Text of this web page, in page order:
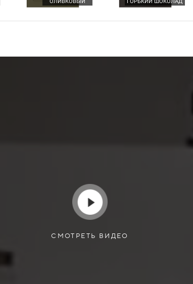
СМОТРЕТЬ ВИДЕО